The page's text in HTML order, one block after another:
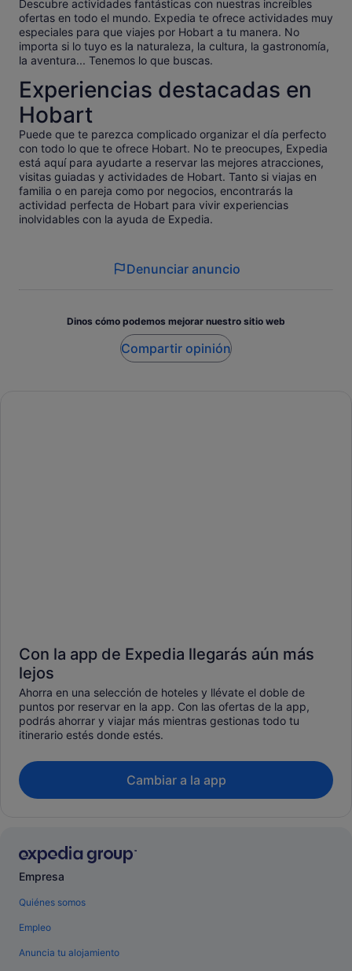
Descubre actividades fantásticas con nuestras increíbles
ofertas en todo el mundo. Expedia te ofrece actividades muy
especiales para que viajes por Hobart a tu manera. No
importa si lo tuyo es la naturaleza, la cultura, la gastronomía,
la aventura... Tenemos lo que buscas.
Experiencias destacadas en
Hobart
Puede que te parezca complicado organizar el día perfecto
con todo lo que te ofrece Hobart. No te preocupes, Expedia
está aquí para ayudarte a reservar las mejores atracciones,
visitas guiadas y actividades de Hobart. Tanto si viajas en
familia o en pareja como por negocios, encontrarás la
actividad perfecta de Hobart para vivir experiencias
inolvidables con la ayuda de Expedia.
Denunciar anuncio
Dinos cómo podemos mejorar nuestro sitio web
Compartir opinión
Con la app de Expedia llegarás aún más
lejos
Ahorra en una selección de hoteles y llévate el doble de
puntos por reservar en la app. Con las ofertas de la app,
podrás ahorrar y viajar más mientras gestionas todo tu
itinerario estés donde estés.
Cambiar a la app
Empresa
Quiénes somos
Empleo
Anuncia tu alojamiento